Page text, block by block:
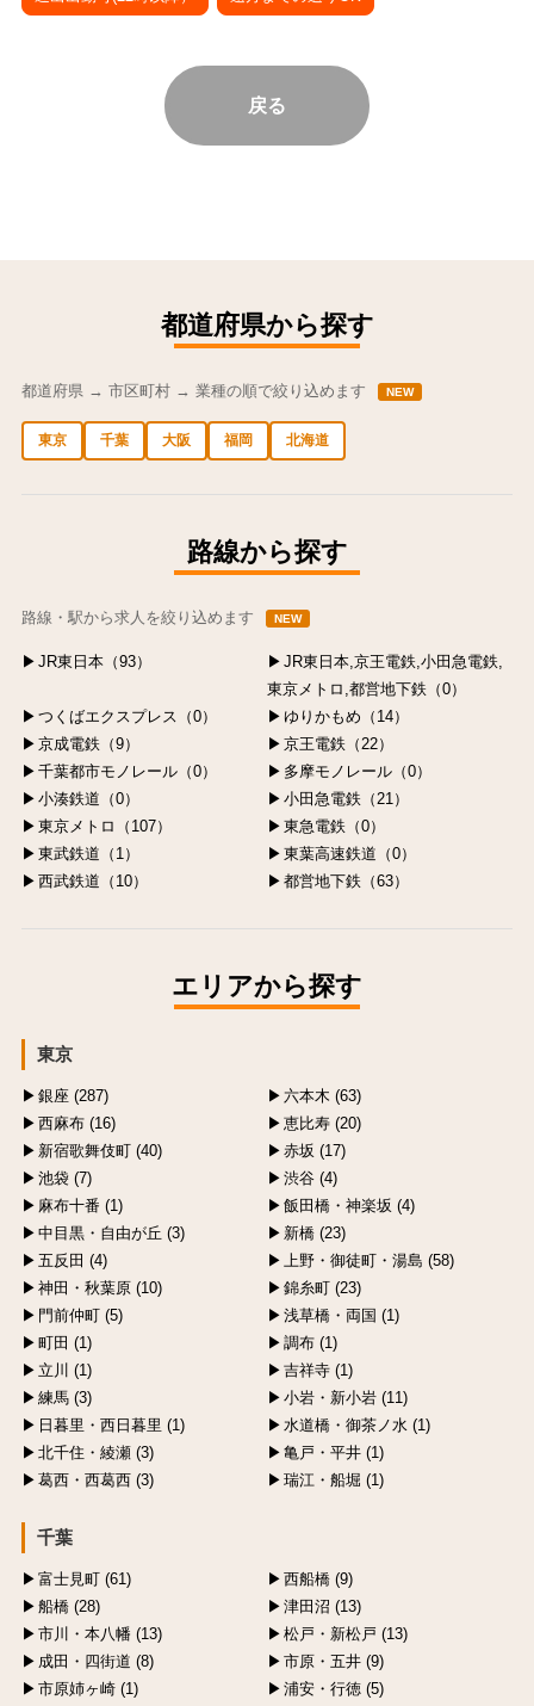
戻る
都道府県から探す
都道府県 → 市区町村 → 業種の順で絞り込めます NEW
東京 千葉 大阪 福岡 北海道
路線から探す
路線・駅から求人を絞り込めます NEW
JR東日本（93）
JR東日本,京王電鉄,小田急電鉄,
東京メトロ,都営地下鉄（0）
つくばエクスプレス（0）
ゆりかもめ（14）
京成電鉄（9）
京王電鉄（22）
千葉都市モノレール（0）
多摩モノレール（0）
小湊鉄道（0）
小田急電鉄（21）
東京メトロ（107）
東急電鉄（0）
東武鉄道（1）
東葉高速鉄道（0）
西武鉄道（10）
都営地下鉄（63）
エリアから探す
東京
銀座 (287)
六本木 (63)
西麻布 (16)
恵比寿 (20)
新宿歌舞伎町 (40)
赤坂 (17)
池袋 (7)
渋谷 (4)
麻布十番 (1)
飯田橋・神楽坂 (4)
中目黒・自由が丘 (3)
新橋 (23)
五反田 (4)
上野・御徒町・湯島 (58)
神田・秋葉原 (10)
錦糸町 (23)
門前仲町 (5)
浅草橋・両国 (1)
町田 (1)
調布 (1)
立川 (1)
吉祥寺 (1)
練馬 (3)
小岩・新小岩 (11)
日暮里・西日暮里 (1)
水道橋・御茶ノ水 (1)
北千住・綾瀬 (3)
亀戸・平井 (1)
葛西・西葛西 (3)
瑞江・船堀 (1)
千葉
富士見町 (61)
西船橋 (9)
船橋 (28)
津田沼 (13)
市川・本八幡 (13)
松戸・新松戸 (13)
成田・四街道 (8)
市原・五井 (9)
市原姉ヶ崎 (1)
浦安・行徳 (5)